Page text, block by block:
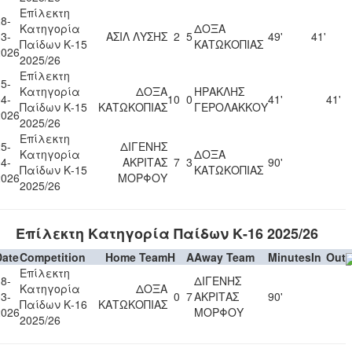
Επίλεκτη
Κατηγορία
Παίδων Κ-15
2025/26
ΑΣΙΛ ΛΥΣΗΣ 2 5ΔΟΞΑ
ΚΑΤΩΚΟΠΙΑΣ 49' 41'
Επίλεκτη
Κατηγορία
Παίδων Κ-15
2025/26
ΔΟΞΑ
ΚΑΤΩΚΟΠΙΑΣ10 0 ΗΡΑΚΛΗΣ
ΓΕΡΟΛΑΚΚΟΥ41' 41'
Επίλεκτη
Κατηγορία
Παίδων Κ-15
2025/26
ΔΙΓΕΝΗΣ
ΑΚΡΙΤΑΣ
ΜΟΡΦΟΥ
7 3ΔΟΞΑ
ΚΑΤΩΚΟΠΙΑΣ 90'
Επίλεκτη Κατηγορία Παίδων Κ-16 2025/26
Competition Home TeamH AAway Team MinutesIn Out
Επίλεκτη
Κατηγορία
Παίδων Κ-16
2025/26
ΔΟΞΑ
ΚΑΤΩΚΟΠΙΑΣ 0 7
ΔΙΓΕΝΗΣ
ΑΚΡΙΤΑΣ
ΜΟΡΦΟΥ
90'